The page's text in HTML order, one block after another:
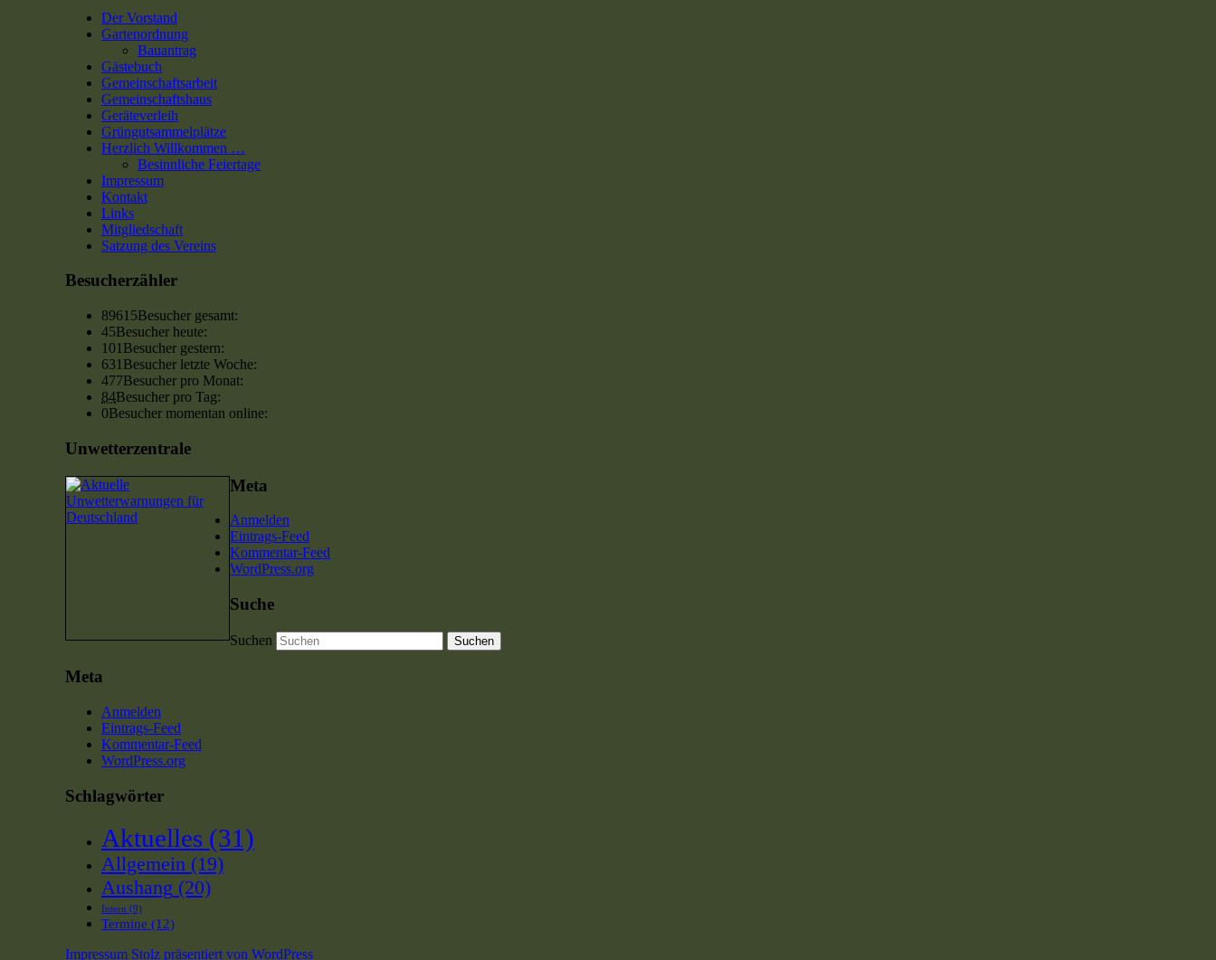
Der Vorstand
Gartenordnung
Bauantrag
Gästebuch
Gemeinschaftsarbeit
Gemeinschaftshaus
Geräteverleih
Grüngutsammelplätze
Herzlich Willkommen …
Besinnliche Feiertage
Impressum
Kontakt
Links
Mitgliedschaft
Satzung des Vereins
Besucherzähler
89615Besucher gesamt:
45Besucher heute:
101 Besucher gestern:
631 Besucher letzte Woche:
477Besucher pro Monat:
84Besucher pro Tag:
0Besucher momentan online:
Unwetterzentrale
Meta
Anmelden
Eintrags-Feed
Kommentar-Feed
WordPress.org
Suche
Suchen
Meta
Anmelden
Eintrags-Feed
Kommentar-Feed
WordPress.org
Schlagwörter
Aktuelles (31)
Allgemein (19)
Aushang (20)
Intern (9)
Termine (12)
Impressum Stolz präsentiert von WordPress